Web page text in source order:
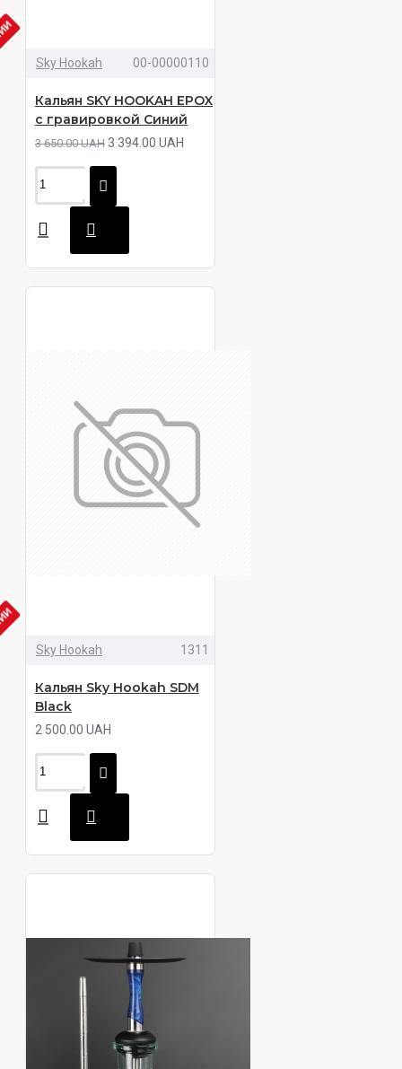
Sky Hookah 00-00000110
Кальян SKY HOOKAH EPOX
с гравировкой Синий
3 650.00 UAH 3 394.00 UAH
Sky Hookah 1311
Кальян Sky Hookah SDM
Black
2 500.00 UAH